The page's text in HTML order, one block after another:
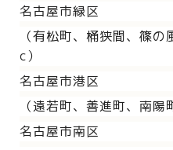
名古屋市緑区
（有松町、桶狭間、篠
c）
名古屋市港区
（遠若町、善進町、南
名古屋市南区